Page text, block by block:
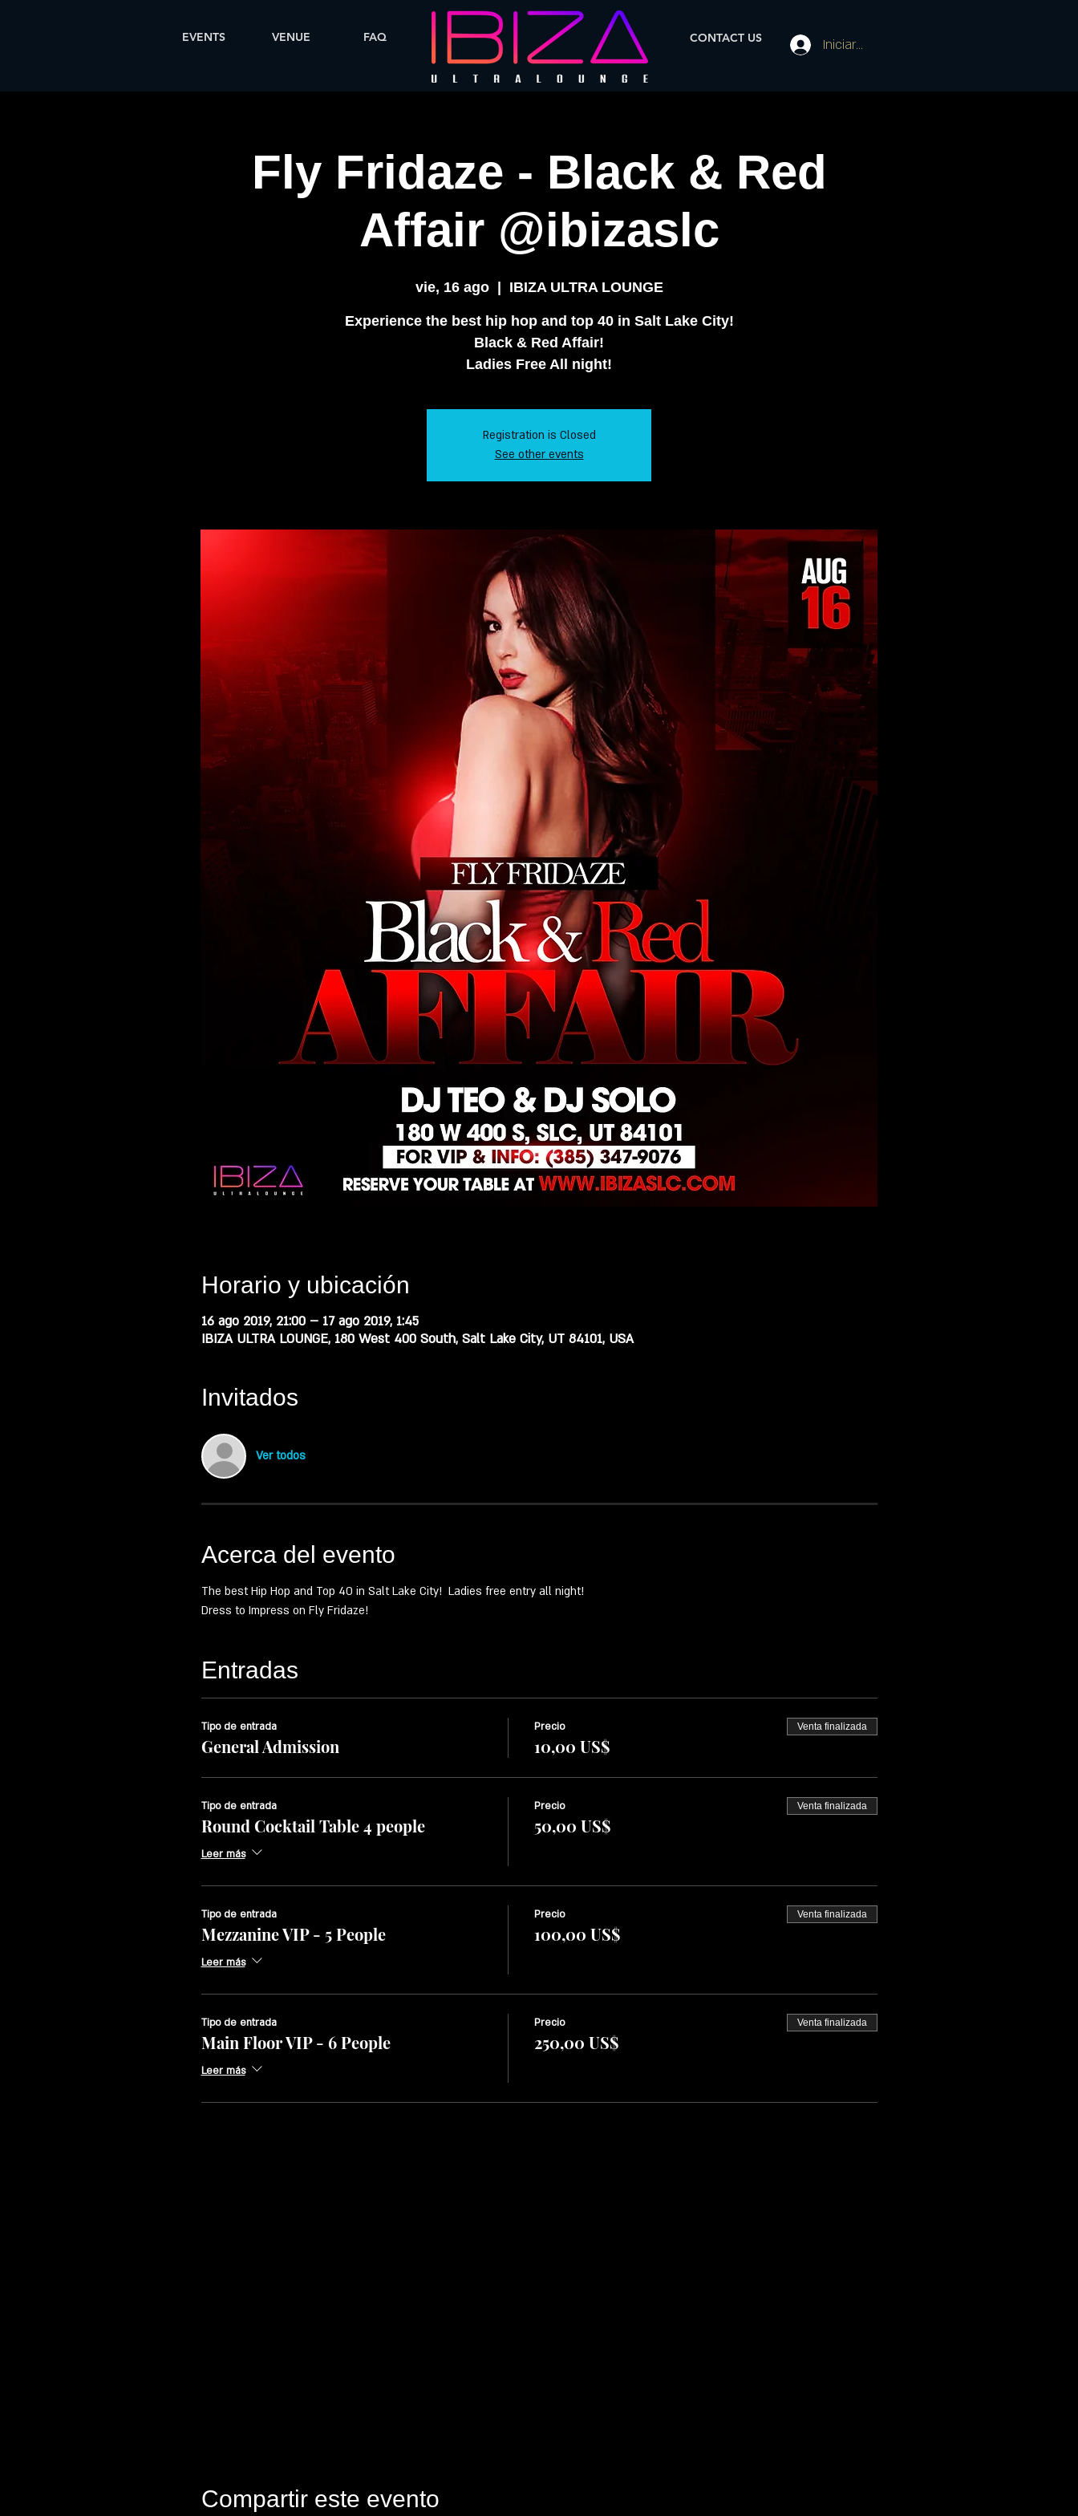
EVENTS VENUE FAQ CONTACT US Iniciar sesión
Fly Fridaze - Black & Red
Affair @ibizaslc
vie, 16 ago
  |
IBIZA ULTRA LOUNGE
Experience the best hip hop and top 40 in Salt Lake City!
Black & Red Affair!
Ladies Free All night!
Registration is Closed
See other events
Horario y ubicación
16 ago 2019, 21:00 – 17 ago 2019, 1:45
IBIZA ULTRA LOUNGE, 180 West 400 South, Salt Lake City, UT 84101, USA
Invitados
Ver todos
Acerca del evento
The best Hip Hop and Top 40 in Salt Lake City!  Ladies free entry all night!
Dress to Impress on Fly Fridaze!
Entradas
Tipo de entrada
General Admission
Precio
10,00 US$
Venta finalizada
Tipo de entrada
Round Cocktail Table 4 people
Leer más
Precio
50,00 US$
Venta finalizada
Tipo de entrada
Mezzanine VIP - 5 People
Leer más
Precio
100,00 US$
Venta finalizada
Tipo de entrada
Main Floor VIP - 6 People
Leer más
Precio
250,00 US$
Venta finalizada
Compartir este evento